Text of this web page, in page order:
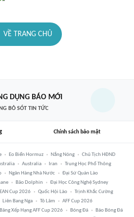
VỀ TRANG CHỦ
DỤNG BÁO MỚI
BỎ SÓT TIN TỨC
Chính sách bảo mật
Eo Biển Hormuz Nắng Nóng
Chủ Tịch HĐND
Australia Iran
Trung Học Phổ Thông
Ngân Hàng Nhà Nước
Đại Sứ Quán Lào
Bão Dolphin
Đại Học Công Nghệ Sydney
Cup 2026 Quốc Hội Lào
Trịnh Khắc Cường
Liên Bang Nga Tô Lâm
AFF Cup 2026
Bảng Xếp Hạng AFF Cup 2026 Bóng Đá
Báo Bóng Đá